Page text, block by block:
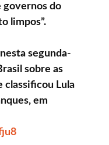
governos do
limpos”.
segunda-
sobre as
classificou Lula
em